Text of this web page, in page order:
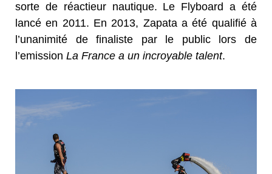
sorte de réactieur nautique. Le Flyboard a été
lancé en 2011. En 2013, Zapata a été qualifié à
l’unanimité de finaliste par le public lors de
l’emission La France a un incroyable talent.